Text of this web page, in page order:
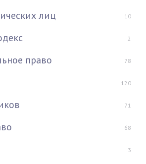
лиц 10
2
право 78
120
71
68
3